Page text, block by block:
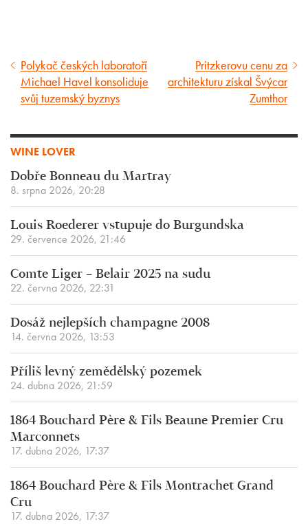
Předcházející
článek
Polykač českých laboratoří
Michael Havel konsoliduje
svůj tuzemský byznys
Následující
článek
Pritzkerovu cenu za
architekturu získal Švýcar
Zumthor
WINE LOVER
Dobře Bonneau du Martray
8. srpna 2026, 20:28
Louis Roederer vstupuje do Burgundska
29. července 2026, 21:46
Comte Liger – Belair 2025 na sudu
22. června 2026, 22:31
Dosáž nejlepších champagne 2008
14. června 2026, 13:53
Příliš levný zemědělský pozemek
24. dubna 2026, 21:59
1864 Bouchard Père & Fils Beaune Premier Cru
Marconnets
17. dubna 2026, 17:37
1864 Bouchard Père & Fils Montrachet Grand
Cru
17. dubna 2026, 17:37